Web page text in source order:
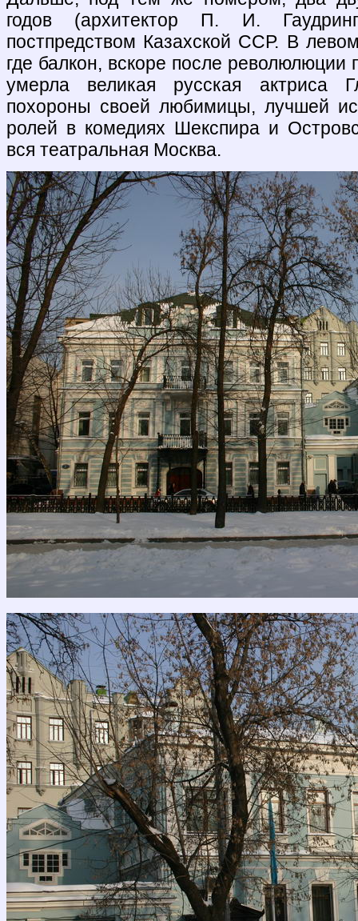
годов (архитектор П. И.
постпредством Казахской ССР. В
где балкон, вскоре после революлюции
умерла великая русская актриса
похороны своей любимицы, лучшей
ролей в комедиях Шекспира и
вся театральная Москва.